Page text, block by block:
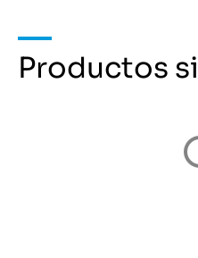
Productos